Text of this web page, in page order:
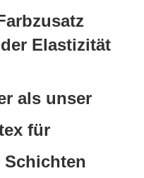
Elastizität
als unser
für
Schichten